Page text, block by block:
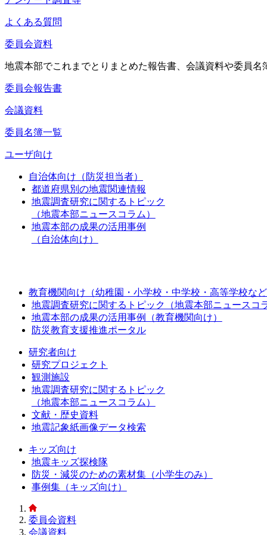
よくある質問
委員会資料
地震本部でこれまでとりまとめた報告書、会議資料や委員名
委員会報告書
会議資料
委員名簿一覧
ユーザ向け
自治体向け（防災担当者）
都道府県別の地震関連情報
地震調査研究に関するトピック
（地震本部ニュースコラム）
地震本部の成果の活用事例
（自治体向け）
教育機関向け（幼稚園・小学校・中学校・高等学校など
地震調査研究に関するトピック（地震本部ニュースコ
地震本部の成果の活用事例（教育機関向け）
防災教育支援推進ポータル
研究者向け
研究プロジェクト
観測施設
地震調査研究に関するトピック
（地震本部ニュースコラム）
文献・歴史資料
地震記象紙画像データ検索
キッズ向け
地震キッズ探検隊
防災・減災のための素材集（小学生のみ）
事例集（キッズ向け）
委員会資料
会議資料